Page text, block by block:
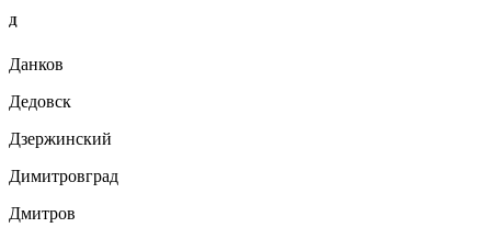
Д
Данков
Дедовск
Дзержинский
Димитровград
Дмитров